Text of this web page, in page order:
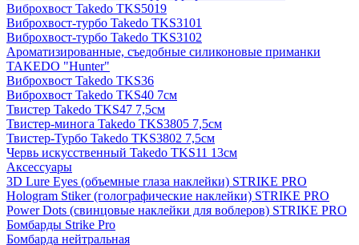
Виброхвост Takedo TKS5019
Виброхвост-турбо Takedo TKS3101
Виброхвост-турбо Takedo TKS3102
Ароматизированные, съедобные силиконовые приманки
TAKEDO "Hunter"
Виброхвост Takedo TKS36
Виброхвост Takedo TKS40 7см
Твистер Takedo TKS47 7,5см
Твистер-минога Takedo TKS3805 7,5см
Твистер-Турбо Takedo TKS3802 7,5см
Червь искусственный Takedo TKS11 13см
Аксессуары
3D Lure Eyes (объемные глаза наклейки) STRIKE PRO
Hologram Stiker (голографические наклейки) STRIKE PRO
Power Dots (свинцовые наклейки для воблеров) STRIKE PRO
Бомбарды Strike Pro
Бомбарда нейтральная